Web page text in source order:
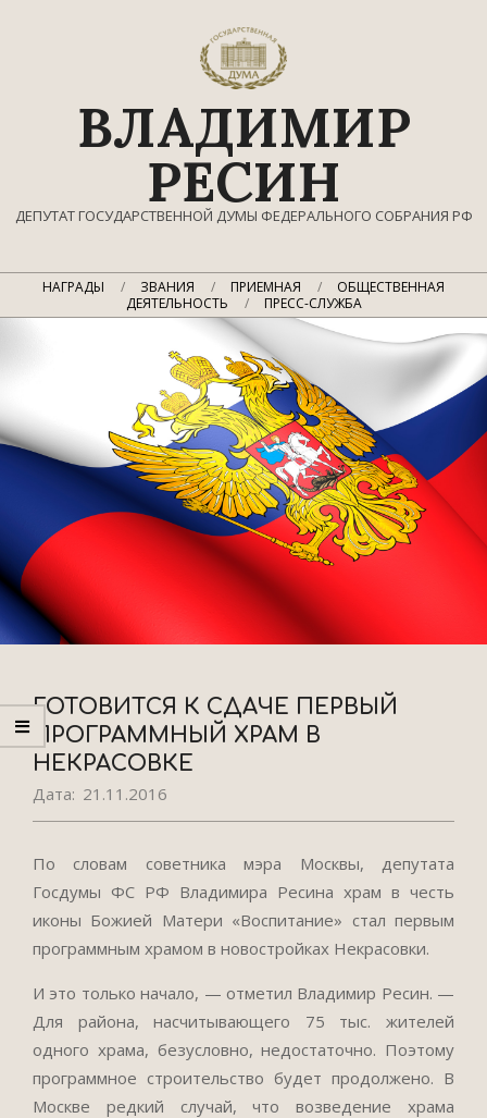
ВЛАДИМИР
РЕСИН
ДЕПУТАТ ГОСУДАРСТВЕННОЙ ДУМЫ ФЕДЕРАЛЬНОГО СОБРАНИЯ РФ
Главное
НАГРАДЫ ЗВАНИЯ ПРИЕМНАЯ
ОБЩЕСТВЕННАЯ
ДЕЯТЕЛЬНОСТЬ
ПРЕСС-СЛУЖБА
ГОТОВИТСЯ К СДАЧЕ ПЕРВЫЙ
ПРОГРАММНЫЙ ХРАМ В
НЕКРАСОВКЕ
Дата: 21.11.2016
По словам советника мэра Москвы, депутата
Госдумы ФС РФ Владимира Ресина храм в честь
иконы Божией Матери «Воспитание» стал первым
программным храмом в новостройках Некрасовки.
И это только начало, — отметил Владимир Ресин. —
Для района, насчитывающего 75 тыс. жителей
одного храма, безусловно, недостаточно. Поэтому
программное строительство будет продолжено. В
Москве редкий случай, что возведение храма